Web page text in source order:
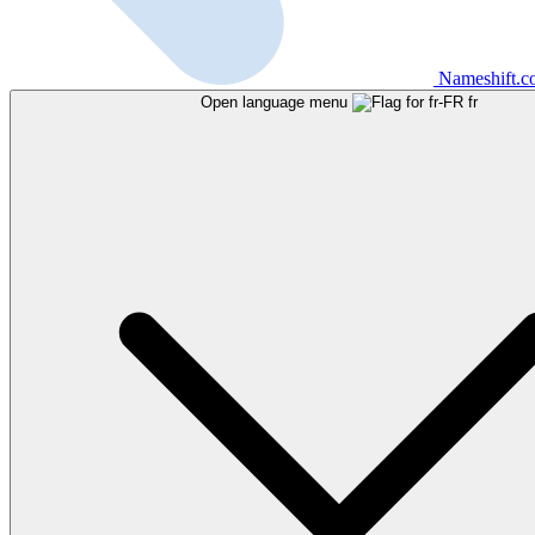
Open language menu fr